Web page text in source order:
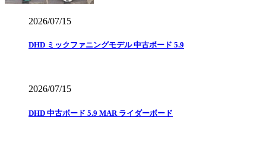
2026/07/15
DHD ミックファニングモデル 中古ボード 5.9
2026/07/15
DHD 中古ボード 5.9 MAR ライダーボード